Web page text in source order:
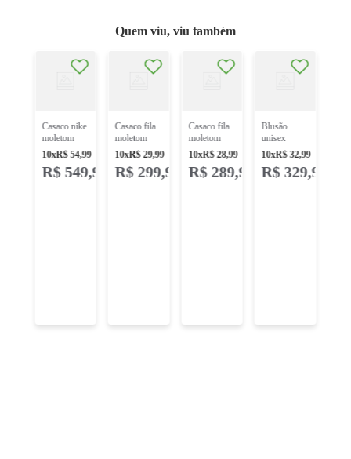
Quem viu, viu também
casaco nike
moletom
fleece
hoodie
if0685-229
10xR$ 54,99
R$ 549,90
casaco fila
moletom
classic b
f12l01672.3866
bege
10xR$ 29,99
R$ 299,90
casaco fila
moletom
explorer
f11l152.160
preto
10xR$ 28,99
R$ 289,90
blusão
unisex
umbro tape
10xR$ 32,99
R$ 329,99